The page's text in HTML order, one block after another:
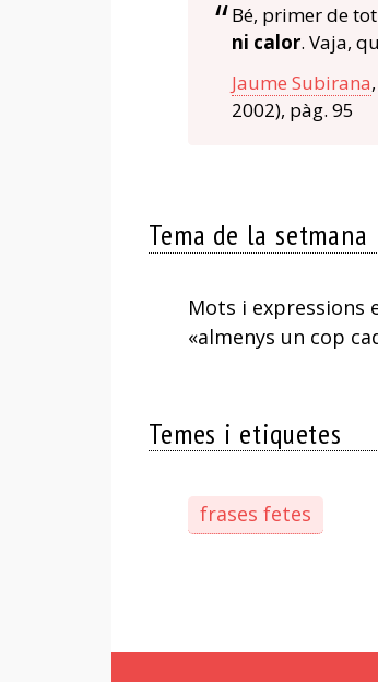
Bé, primer de
ni calor. Vaja,
Jaume Subirana
2002), pàg. 95
Tema de la setmana
Mots i expressions
«almenys un cop
Temes i etiquetes
frases fetes